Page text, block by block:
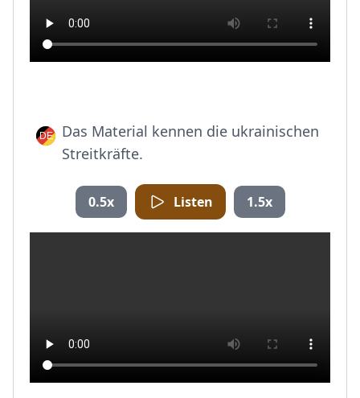
Das Material kennen die ukrainischen
Streitkräfte.
0.5x Listen 1.5x